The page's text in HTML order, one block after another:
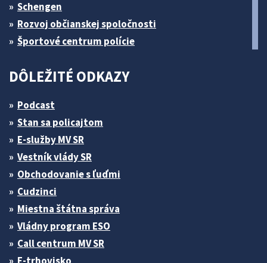
Schengen
Rozvoj občianskej spoločnosti
Športové centrum polície
DÔLEŽITÉ ODKAZY
Podcast
Stan sa policajtom
E-služby MV SR
Vestník vlády SR
Obchodovanie s ľuďmi
Cudzinci
Miestna štátna správa
Vládny program ESO
Call centrum MV SR